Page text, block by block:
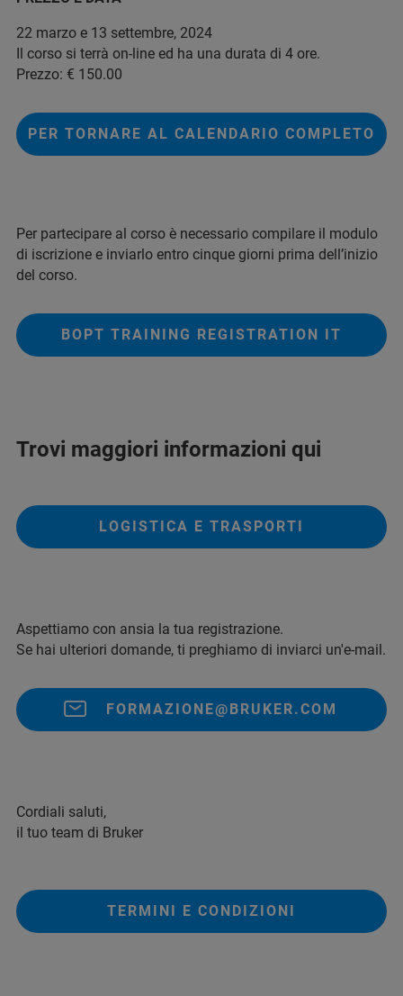
22 marzo e 13 settembre, 2024
Il corso si terrà on-line ed ha una durata di 4 ore.
Prezzo: € 150.00
PER TORNARE AL CALENDARIO COMPLETO
Per partecipare al corso è necessario compilare il modulo
di iscrizione e inviarlo entro cinque giorni prima dell’inizio
del corso.
BOPT TRAINING REGISTRATION IT
Trovi maggiori informazioni qui
LOGISTICA E TRASPORTI
Aspettiamo con ansia la tua registrazione.
Se hai ulteriori domande, ti preghiamo di inviarci un'e-mail.
FORMAZIONE@BRUKER.COM
Cordiali saluti,
il tuo team di Bruker
TERMINI E CONDIZIONI